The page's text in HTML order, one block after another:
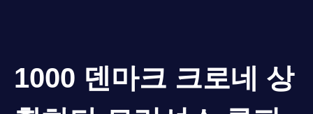
1000 덴마크 크로네 상